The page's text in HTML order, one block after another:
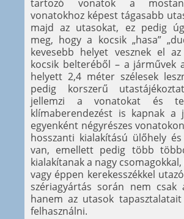
tartozó vonatok a
vonatokhoz képest tágasabb
majd az utasokat, ez pedig
meg, hogy a kocsik „hasa”
kevesebb helyet vesznek el
kocsik belteréből – a járművek
helyett 2,4 méter szélesek
pedig korszerű
jellemzi a vonatokat és
klímaberendezést is kapnak a
egyenként négyrészes
hosszanti kialakítású ülőhely
van, emellett pedig több
kialakítanak a nagy
vagy éppen kerekesszékkel
szériagyártás során nem csak
hanem az utasok
felhasználni.